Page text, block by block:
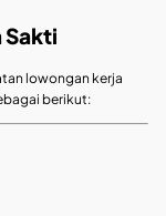
Sakti
lowongan kerja
berikut: